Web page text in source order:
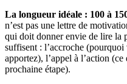
La longueur idéale : 100 à
n’est pas une lettre de
qui doit donner envie de lire la
suffisent : l’accroche
apportez), l’appel à l’action
prochaine étape).